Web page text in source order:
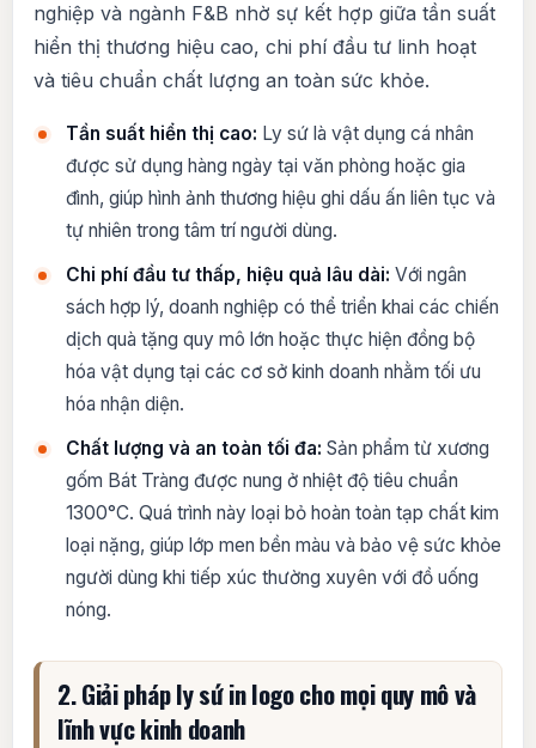
nghiệp và ngành F&B nhờ sự kết hợp giữa tần suất
hiển thị thương hiệu cao, chi phí đầu tư linh hoạt
và tiêu chuẩn chất lượng an toàn sức khỏe.
Tần suất hiển thị cao: Ly sứ là vật dụng cá nhân
được sử dụng hàng ngày tại văn phòng hoặc gia
đình, giúp hình ảnh thương hiệu ghi dấu ấn liên tục và
tự nhiên trong tâm trí người dùng.
Chi phí đầu tư thấp, hiệu quả lâu dài: Với ngân
sách hợp lý, doanh nghiệp có thể triển khai các chiến
dịch quà tặng quy mô lớn hoặc thực hiện đồng bộ
hóa vật dụng tại các cơ sở kinh doanh nhằm tối ưu
hóa nhận diện.
Chất lượng và an toàn tối đa: Sản phẩm từ xương
gốm Bát Tràng được nung ở nhiệt độ tiêu chuẩn
1300°C. Quá trình này loại bỏ hoàn toàn tạp chất kim
loại nặng, giúp lớp men bền màu và bảo vệ sức khỏe
người dùng khi tiếp xúc thường xuyên với đồ uống
nóng.
2. Giải pháp ly sứ in logo cho mọi quy mô và
lĩnh vực kinh doanh